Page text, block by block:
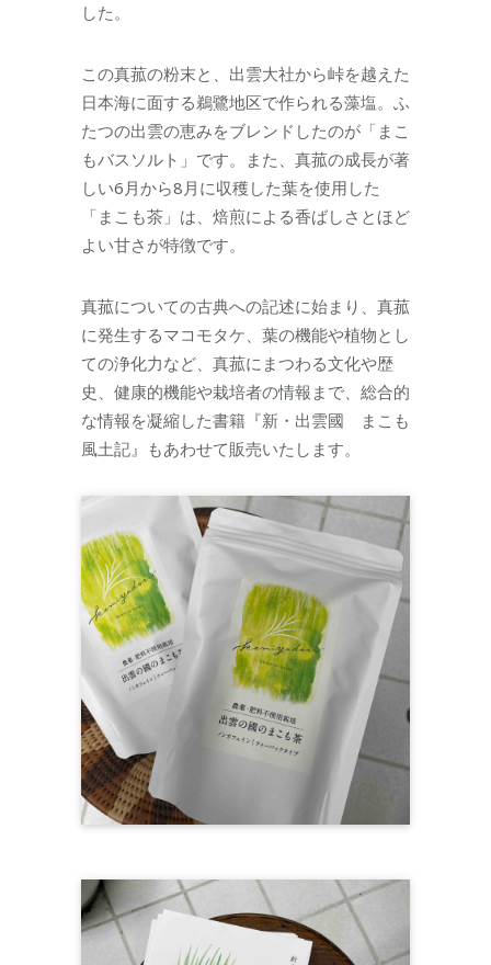
した。
この真菰の粉末と、出雲大社から峠を越えた
日本海に面する鵜鷺地区で作られる藻塩。ふ
たつの出雲の恵みをブレンドしたのが「まこ
もバスソルト」です。また、真菰の成長が著
しい6月から8月に収穫した葉を使用した
「まこも茶」は、焙煎による香ばしさとほど
よい甘さが特徴です。
真菰についての古典への記述に始まり、真菰
に発生するマコモタケ、葉の機能や植物とし
ての浄化力など、真菰にまつわる文化や歴
史、健康的機能や栽培者の情報まで、総合的
な情報を凝縮した書籍『新・出雲國 まこも
風土記』もあわせて販売いたします。